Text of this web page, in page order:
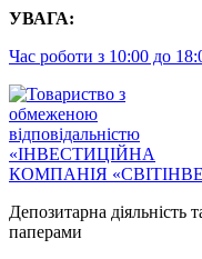
Перейти
контенту
УВАГА:
Час роботи з 10:00 до
Депозитарна діяльність
паперами